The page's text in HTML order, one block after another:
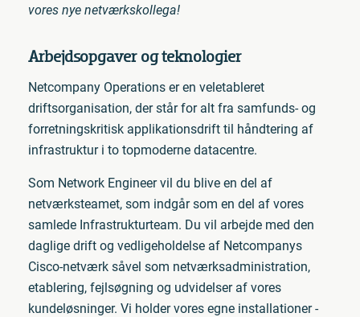
vores nye netværkskollega!
Arbejdsopgaver og teknologier
Netcompany Operations er en veletableret
driftsorganisation, der står for alt fra samfunds- og
forretningskritisk applikationsdrift til håndtering af
infrastruktur i to topmoderne datacentre.
Som Network Engineer vil du blive en del af
netværksteamet, som indgår som en del af vores
samlede Infrastrukturteam. Du vil arbejde med den
daglige drift og vedligeholdelse af Netcompanys
Cisco-netværk såvel som netværksadministration,
etablering, fejlsøgning og udvidelser af vores
kundeløsninger. Vi holder vores egne installationer -